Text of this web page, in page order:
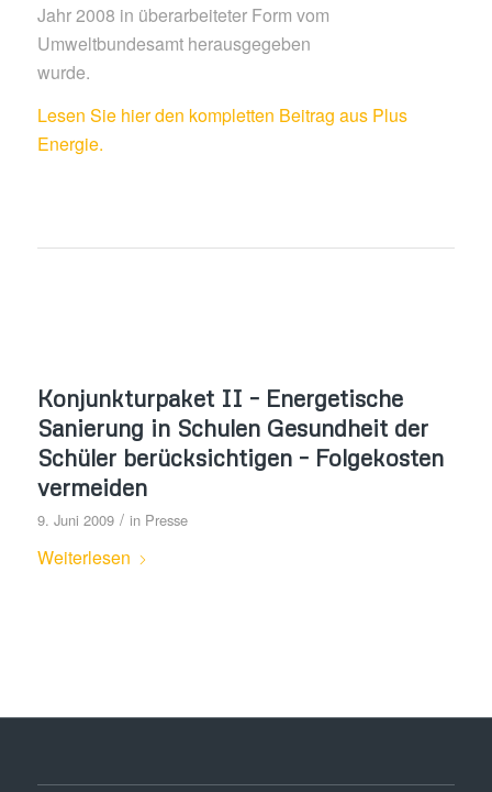
Jahr 2008 in überarbeiteter Form vom
Umweltbundesamt herausgegeben
wurde.
Lesen Sie hier den kompletten Beitrag aus Plus
Energie.
Konjunkturpaket II – Energetische
Sanierung in Schulen Gesundheit der
Schüler berücksichtigen – Folgekosten
vermeiden
9. Juni 2009 / in Presse
Weiterlesen